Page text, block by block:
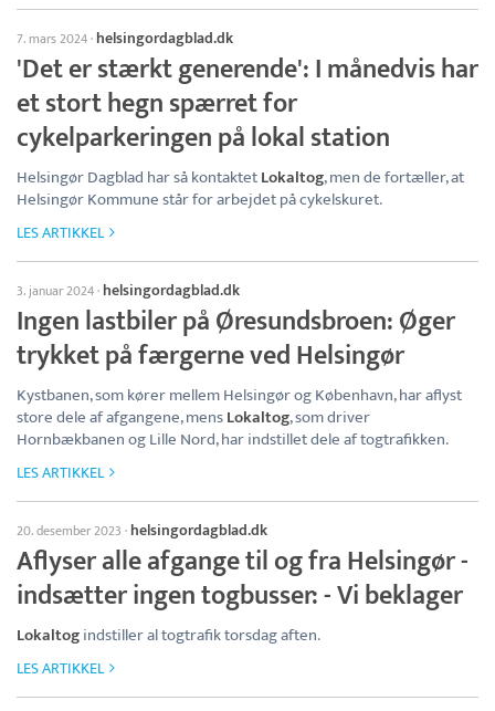
7. mars 2024· helsingordagblad.dk
'Det er stærkt generende': I månedvis har
et stort hegn spærret for
cykelparkeringen på lokal station
Helsingør Dagblad har så kontaktetLokaltog, men de fortæller, at
Helsingør Kommune står for arbejdet på cykelskuret.
LES ARTIKKEL
3. januar 2024· helsingordagblad.dk
Ingen lastbiler på Øresundsbroen: Øger
trykket på færgerne ved Helsingør
Kystbanen, som kører mellem Helsingør og København, har aflyst
store dele af afgangene, mensLokaltog, som driver
Hornbækbanen og Lille Nord, har indstillet dele af togtrafikken.
LES ARTIKKEL
20. desember 2023 · helsingordagblad.dk
Aflyser alle afgange til og fra Helsingør -
indsætter ingen togbusser: - Vi beklager
Lokaltogindstiller al togtrafik torsdag aften.
LES ARTIKKEL